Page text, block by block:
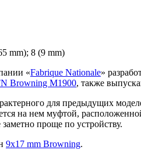
mm); 8 (9 mm)
«Fabrique Nationale»
Browning M1900, также
для предыдущих
на нем муфтой,
проще по устройству.
9х17 mm Browning.